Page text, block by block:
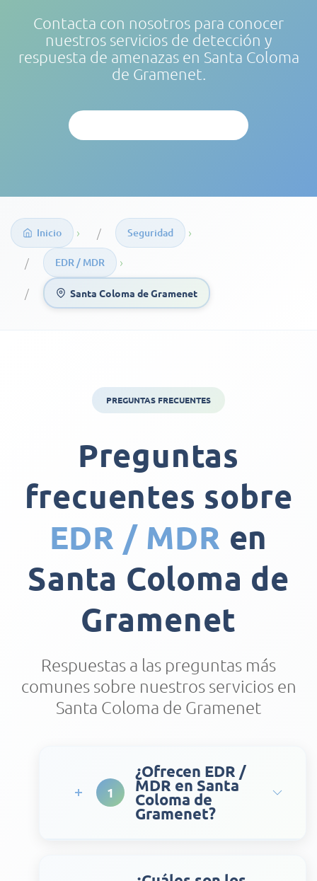
Contacta con nosotros para conocer
nuestros servicios de detección y
respuesta de amenazas en Santa Coloma
de Gramenet.
Inicio › Seguridad ›
EDR / MDR ›
Santa Coloma de Gramenet
PREGUNTAS FRECUENTES
Preguntas
frecuentes sobre
EDR / MDR en
Santa Coloma de
Gramenet
Respuestas a las preguntas más
comunes sobre nuestros servicios en
Santa Coloma de Gramenet
1
¿Ofrecen EDR /
MDR en Santa
Coloma de
Gramenet?